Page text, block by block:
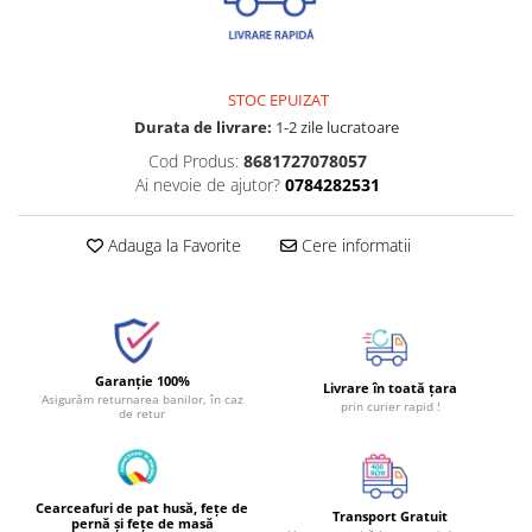
STOC EPUIZAT
Durata de livrare: 1-2 zile lucratoare
Cod Produs: 8681727078057
Ai nevoie de ajutor? 0784282531
Adauga la Favorite Cere informatii
Garanție 100%
Asigurăm returnarea banilor, în caz
de retur
Livrare în toată țara
prin curier rapid !
Cearceafuri de pat husă, fețe de
pernă și fețe de masă
Transport Gratuit